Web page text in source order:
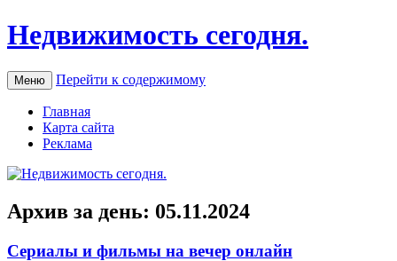
Недвижимость сегодня.
Меню Перейти к содержимому
Главная
Карта сайта
Реклама
Архив за день: 05.11.2024
Сериалы и фильмы на вечер онлайн